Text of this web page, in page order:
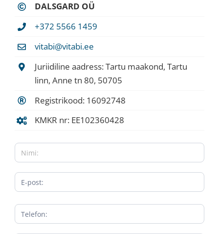
DALSGARD OÜ
+372 5566 1459
vitabi@vitabi.ee
Juriidiline aadress: Tartu maakond, Tartu
linn, Anne tn 80, 50705
Registrikood: 16092748
KMKR nr: EE102360428
Kontaktvorm